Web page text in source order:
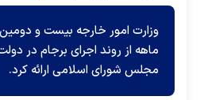
وزارت امور خارجه بیست و
ماهه از روند اجرای برجام در
مجلس شورای اسلامی ارائه کرد.